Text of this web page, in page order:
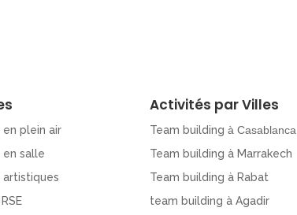
en plein air
en salle
artistiques
Activités par Villes
Team building à Casablanca
Team building à Marrakech
Team building à Rabat
team building à Agadir